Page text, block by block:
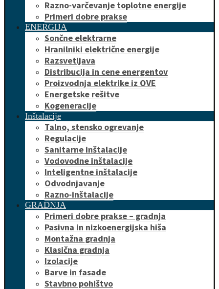
Razno-varčevanje toplotne energije
Primeri dobre prakse
ENERGIJA
Sončne elektrarne
Hranilniki električne energije
Razsvetljava
Distribucija in cene energentov
Proizvodnja elektrike iz OVE
Energetske rešitve
Kogeneracije
Inštalacije
Talno, stensko ogrevanje
Regulacije
Sanitarne inštalacije
Vodovodne inštalacije
Inteligentne inštalacije
Odvodnjavanje
Razno-inštalacije
GRADNJA
Primeri dobre prakse – gradnja
Pasivna in nizkoenergijska hiša
Montažna gradnja
Klasična gradnja
Izolacije
Barve in fasade
Stavbno pohištvo